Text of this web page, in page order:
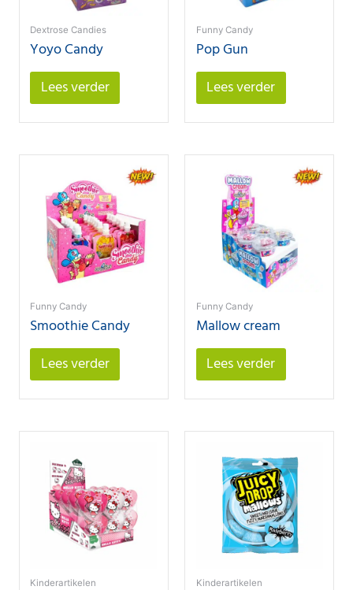
Dextrose Candies
Yoyo Candy
Lees verder
Funny Candy
Pop Gun
Lees verder
Funny Candy
Smoothie Candy
Lees verder
Funny Candy
Mallow cream
Lees verder
Kinderartikelen Kinderartikelen